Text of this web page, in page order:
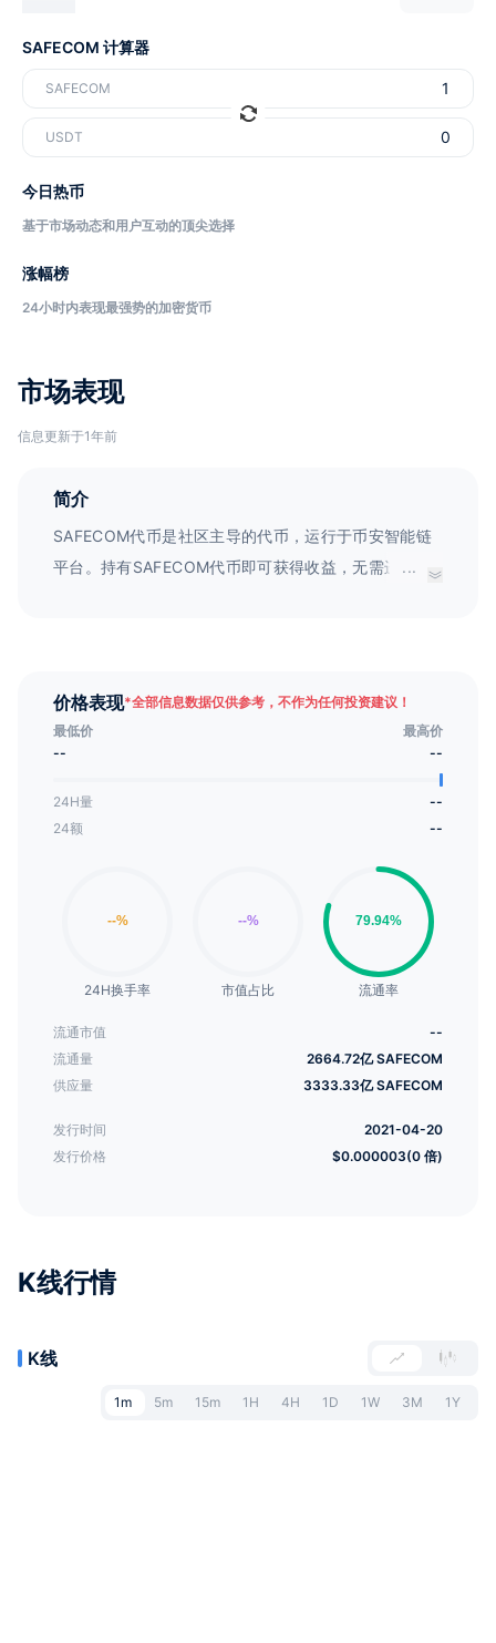
市场表现
信息更新于1年前
简介
SAFECOM代币是社区主导的代币，运行于币安智能链
平台。持有SAFECOM代币即可获得收益，无需进行质
...
价格表现*全部信息数据仅供参考，不作为任何投资建议！
最低价
最高价
--
--
24H量
--
24额
--
24H换手率 市值占比 流通率
流通市值
--
流通量
2664.72亿 SAFECOM
供应量
3333.33亿 SAFECOM
发行时间
2021-04-20
发行价格
$0.000003(0 倍)
K线行情
K线
1m 5m 15m 1H 4H 1D 1W 3M 1Y
SAFECOM 计算器
SAFECOM
USDT
今日热币
基于市场动态和用户互动的顶尖选择
涨幅榜
24小时内表现最强势的加密货币